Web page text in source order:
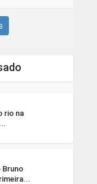
rio na
Bruno